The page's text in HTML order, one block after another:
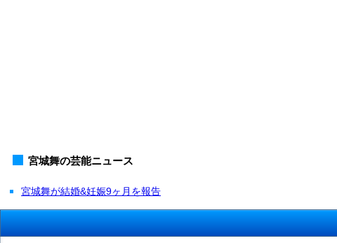
宮城舞の芸能ニュース
宮城舞が結婚&妊娠9ヶ月を報告